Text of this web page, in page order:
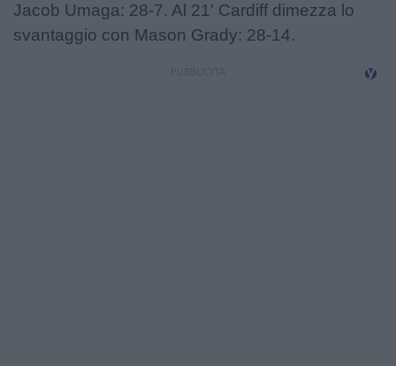
Jacob Umaga: 28-7. Al 21' Cardiff dimezza lo
svantaggio con Mason Grady: 28-14.